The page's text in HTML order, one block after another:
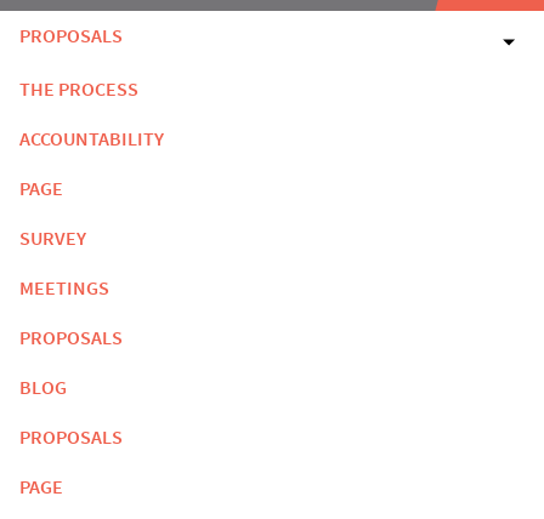
PROPOSALS
THE PROCESS
ACCOUNTABILITY
PAGE
SURVEY
MEETINGS
PROPOSALS
BLOG
PROPOSALS
PAGE